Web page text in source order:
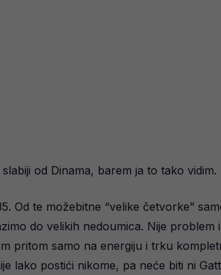
od Dinama, barem ja to tako vidim.
Od te možebitne “velike četvorke”
do velikih nedoumica. Nije
pritom samo na energiju i trku
lako postići nikome, pa neće biti ni